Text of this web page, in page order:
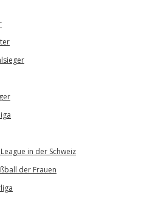
in der Schweiz
der Frauen